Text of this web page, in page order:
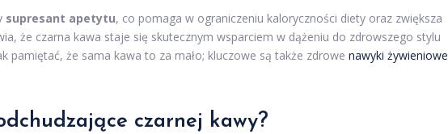
supresant apetytu, co pomaga w ograniczeniu kaloryczności diety oraz zwiększa
że czarna kawa staje się skutecznym wsparciem w dążeniu do zdrowszego stylu
pamiętać, że sama kawa to za mało; kluczowe są także zdrowe nawyki żywieniowe
czarnej kawy?